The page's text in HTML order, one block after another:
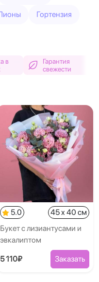
Гортензия
в
Гарантия
свежести
5.0
45 x 40 см
Букет с лизиантусами и
эвкалиптом
5 110₽ Заказать